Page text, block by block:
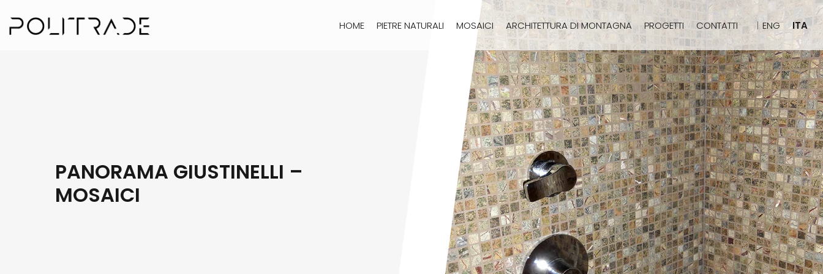
HOME PIETRE NATURALI MOSAICI ARCHITETTURA DI MONTAGNA PROGETTI CONTATTI ENG ITA
PANORAMA GIUSTINELLI –
MOSAICI